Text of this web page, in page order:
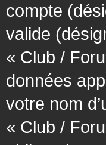
compte
valide
« Club /
données
votre nom
« Club /